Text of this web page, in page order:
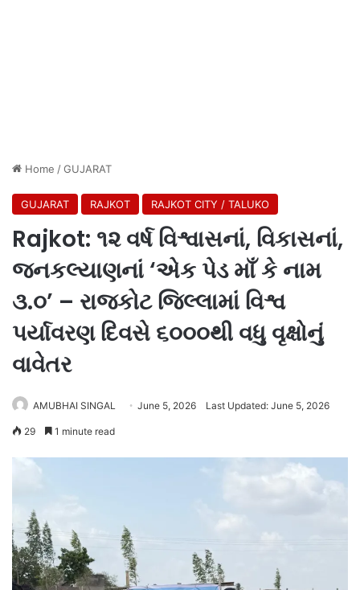
Home /GUJARAT
GUJARAT RAJKOT RAJKOT CITY / TALUKO
Rajkot: ૧૨ વર્ષ વિશ્વાસનાં, વિકાસનાં,
જનકલ્યાણનાં ‘એક પેડ માઁ કે નામ
૩.૦’ – રાજકોટ જિલ્લામાં વિશ્વ
પર્યાવરણ દિવસે ૬૦૦૦થી વધુ વૃક્ષોનું
વાવેતર
AMUBHAI SINGAL June 5, 2026 Last Updated: June 5, 2026
29 1 minute read